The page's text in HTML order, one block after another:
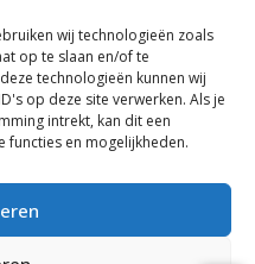
wij technologieën zoals
op te slaan en/of te
technologieën kunnen wij
op deze site verwerken. Als je
intrekt, kan dit een
en mogelijkheden.